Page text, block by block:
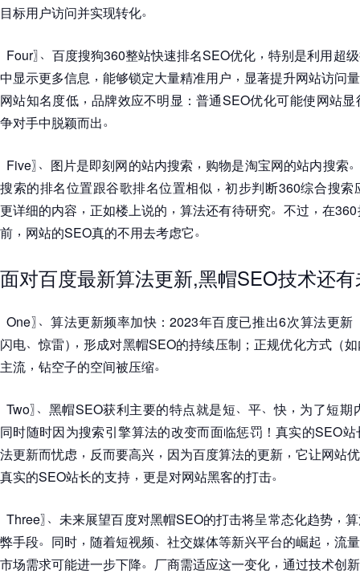
目标用户访问并实现转化。
Four〗、 百度搜狗360整站快速排名SEO优化 ， 特别是利用超
中显示更多信息 ， 能够锁定大量精准用户 ， 显著提升网站访问量
网站知名度低 ， 品牌效应不明显 ： 普通SEO优化可能使网站
争对手中脱颖而出。
Five〗、 图片是即刻网的站内搜索 ， 购物是淘宝网的站内搜索。
搜索的排名位置跟谷歌排名位置相似 ， 初步判断360综合搜
更详细的内容 ， 正如楼上说的 ， 算法还有待研究。 不过 ， 在
前 ， 网站的SEO真的不用去考虑它。
面对百度最新算法更新,黑帽SEO技术还
One〗、 算法更新频率加快 ： 2023年百度已推出6次算法更新
闪电、 惊雷） ， 形成对黑帽SEO的持续压制 ； 正规优化方式 （
主流 ， 钻空子的空间被压缩。
Two〗、 黑帽SEO获利主要的特点就是短、 平、 快 ， 为了短期
同时随时因为搜索引擎算法的改变而面临惩罚 ！ 真实的SEO
法更新而忧虑 ， 反而要高兴 ， 因为百度算法的更新 ， 它让网站
真实的SEO站长的支持 ， 更是对网站黑客的打击。
Three〗、 未来展望百度对黑帽SEO的打击将呈常态化趋势 ，
弊手段。 同时 ， 随着短视频、 社交媒体等新兴平台的崛起 ， 流
市场需求可能进一步下降。 厂商需适应这一变化 ， 通过技术创